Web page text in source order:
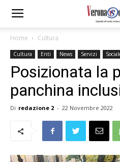
Home Cultura
Cultura Enti News Servizi
Posizionata la
panchina
Di redazione 2 - 22 Novembre 2022